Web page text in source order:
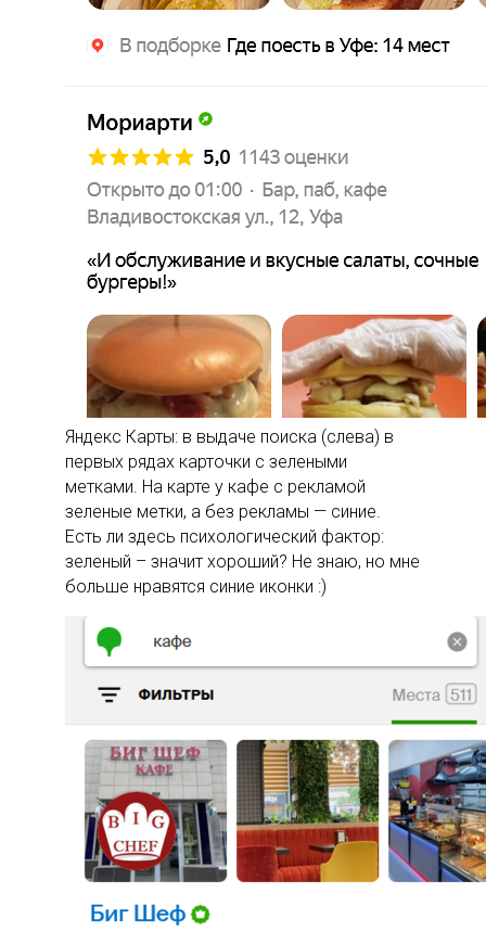
Яндекс Карты: в выдаче поиска (слева) в
первых рядах карточки с зелеными
метками. На карте у кафе с рекламой
зеленые метки, а без рекламы — синие.
Есть ли здесь психологический фактор:
зеленый – значит хороший? Не знаю, но мне
больше нравятся синие иконки :)